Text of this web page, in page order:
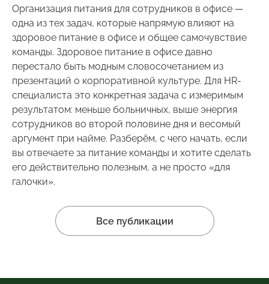
Организация питания для сотрудников в офисе —
одна из тех задач, которые напрямую влияют на
здоровое питание в офисе и общее самочувствие
команды. Здоровое питание в офисе давно
перестало быть модным словосочетанием из
презентаций о корпоративной культуре. Для HR-
специалиста это конкретная задача с измеримым
результатом: меньше больничных, выше энергия
сотрудников во второй половине дня и весомый
аргумент при найме. Разберём, с чего начать, если
вы отвечаете за питание команды и хотите сделать
его действительно полезным, а не просто «для
галочки».
Все публикации